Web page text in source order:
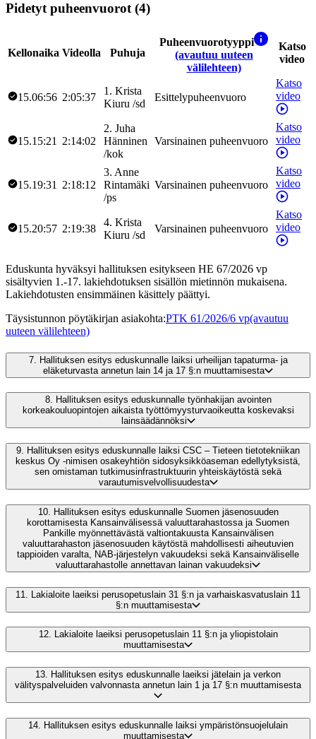
Pidetyt puheenvuorot (4)
Kellonaika Videolla Puhuja
Puheenvuorotyyppi
(avautuu uuteen
välilehteen)
Katso
video
15.06:56 2:05:37
1 . Krista
Kiuru /sd
Esittelypuheenvuoro
Katso
video
15.15:21 2:14:02
2. Juha
Hänninen
/kok
Varsinainen puheenvuoro
Katso
video
15.19:31 2:18:12
3. Anne
Rintamäki
/ps
Varsinainen puheenvuoro
Katso
video
15.20:57 2:19:38
4. Krista
Kiuru /sd
Varsinainen puheenvuoro
Katso
video
Eduskunta hyväksyi hallituksen esitykseen HE 67/2026 vp
sisältyvien 1.-17. lakiehdotuksen sisällön mietinnön mukaisena.
Lakiehdotusten ensimmäinen käsittely päättyi.
Täysistunnon pöytäkirjan asiakohta:PTK 61/2026/6 vp(avautuu
uuteen välilehteen)
7. Hallituksen esitys eduskunnalle laiksi urheilijan tapaturma- ja
eläketurvasta annetun lain 14 ja 17 §:n muuttamisesta
8. Hallituksen esitys eduskunnalle työnhakijan avointen
korkeakouluopintojen aikaista työttömyysturvaoikeutta koskevaksi
lainsäädännöksi
9. Hallituksen esitys eduskunnalle laiksi CSC – Tieteen tietotekniikan
keskus Oy -nimisen osakeyhtiön sidosyksikköaseman edellytyksistä,
sen omistaman tutkimusinfrastruktuurin yhteiskäytöstä sekä
varautumisvelvollisuudesta
10.
Hallituksen esitys eduskunnalle Suomen jäsenosuuden
korottamisesta Kansainvälisessä valuuttarahastossa ja Suomen
Pankille myönnettävästä valtiontakuusta Kansainvälisen
valuuttarahaston jäsenosuuden käytöstä mahdollisesti aiheutuvien
tappioiden varalta, NAB-järjestelyn vakuudeksi sekä Kansainväliselle
valuuttarahastolle annettavan lainan vakuudeksi
11.
Lakialoite laeiksi perusopetuslain 31 §:n ja varhaiskasvatuslain 11
§:n muuttamisesta
12. Lakialoite laeiksi perusopetuslain 11 §:n ja yliopistolain
muuttamisesta
13.
Hallituksen esitys eduskunnalle laeiksi jätelain ja verkon
välityspalveluiden valvonnasta annetun lain 1 ja 17 §:n muuttamisesta
14. Hallituksen esitys eduskunnalle laiksi ympäristönsuojelulain
muuttamisesta